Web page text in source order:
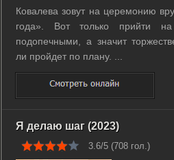
Ковалева зовут на церемонию
года». Вот только прийти
подопечными, а значит
ли пройдет по плану. ...
Я делаю шаг (2023)
3.6/5 (708 гол.)